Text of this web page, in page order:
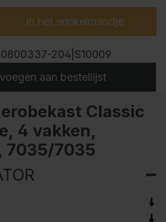
In het winkelmandje
0800337-204|S10009
aan bestellijst
Classic
4 vakken,
7035/7035